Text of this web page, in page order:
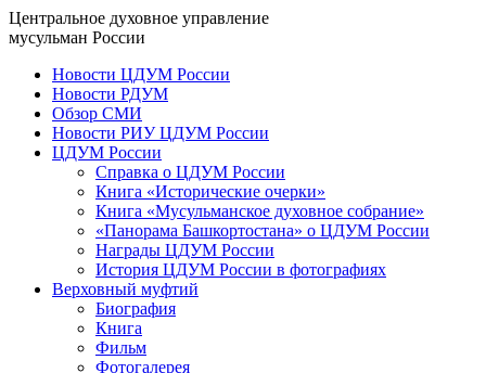
Центральное духовное управление
мусульман России
Новости ЦДУМ России
Новости РДУМ
Обзор СМИ
Новости РИУ ЦДУМ России
ЦДУМ России
Справка о ЦДУМ России
Книга «Исторические очерки»
Книга «Мусульманское духовное собрание»
«Панорама Башкортостана» о ЦДУМ России
Награды ЦДУМ России
История ЦДУМ России в фотографиях
Верховный муфтий
Биография
Книга
Фильм
Фотогалерея